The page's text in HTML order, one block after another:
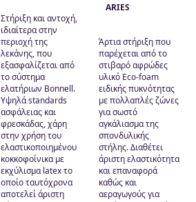
Στήριξη και αντοχή,
ιδιαίτερα στην
περιοχή της
λεκάνης, που
εξασφαλίζεται από
το σύστημα
ελατήριων Bonnell.
Υψηλά standards
ασφάλειας και
φρεσκάδας, χάρη
στην χρήση του
ελαστικοποιημένου
κοκκοφοίνικα με
εκχύλισμα latex το
οποίο ταυτόχρονα
αποτελεί άριστη
ARIES
Άρτια στήριξη που
παρέχεται από το
στιβαρό αφρώδες
υλικό Eco-foam
ειδικής πυκνότητας
με πολλαπλές ζώνες
για σωστό
αγκάλιασμα της
σπονδυλικής
στήλης. Διαθέτει
άριστη ελαστικότητα
και επαναφορά
καθώς και
αεραγωγούς για